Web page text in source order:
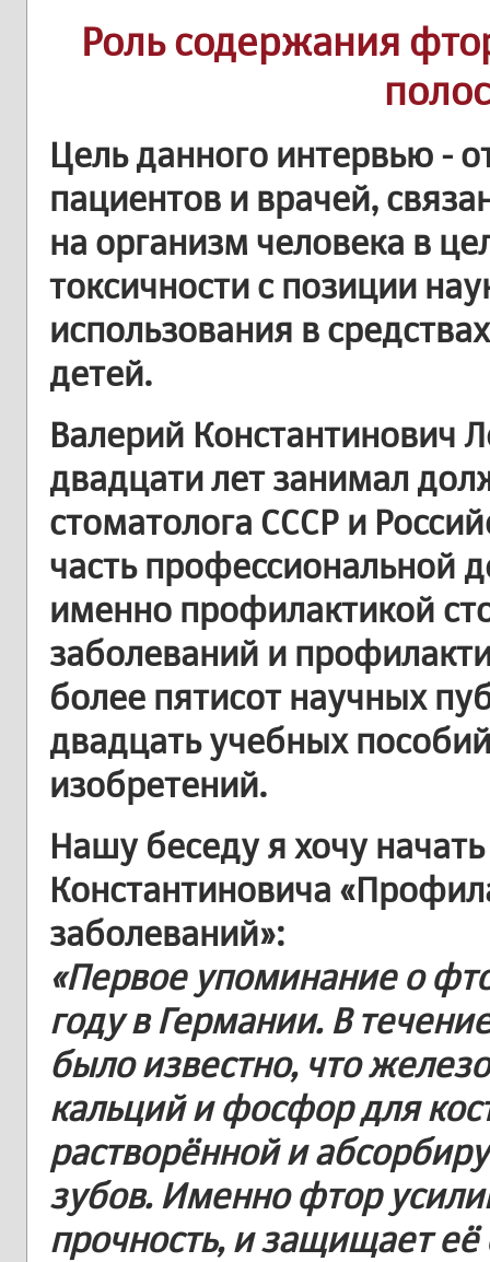
Роль содержания
Цель данного интервью -
пациентов и врачей,
на организм человека в
токсичности с позиции
использования в
детей.
Валерий Константинович
двадцати лет занимал
стоматолога СССР и
часть профессиональной
именно профилактикой
заболеваний и
более пятисот научных
двадцать учебных
изобретений.
Нашу беседу я хочу
Константиновича
заболеваний»:
«Первое упоминание о
году в Германии. В
было известно, что
кальций и фосфор для
растворённой и
зубов. Именно фтор
прочность, и защищает её